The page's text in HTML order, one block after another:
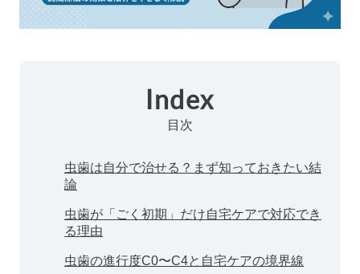
Index
目次
虫歯は自分で治せる？まず知っておきたい結
論
虫歯が「ごく初期」だけ自宅ケアで対応でき
る理由
虫歯の進行度C0〜C4と自宅ケアの境界線